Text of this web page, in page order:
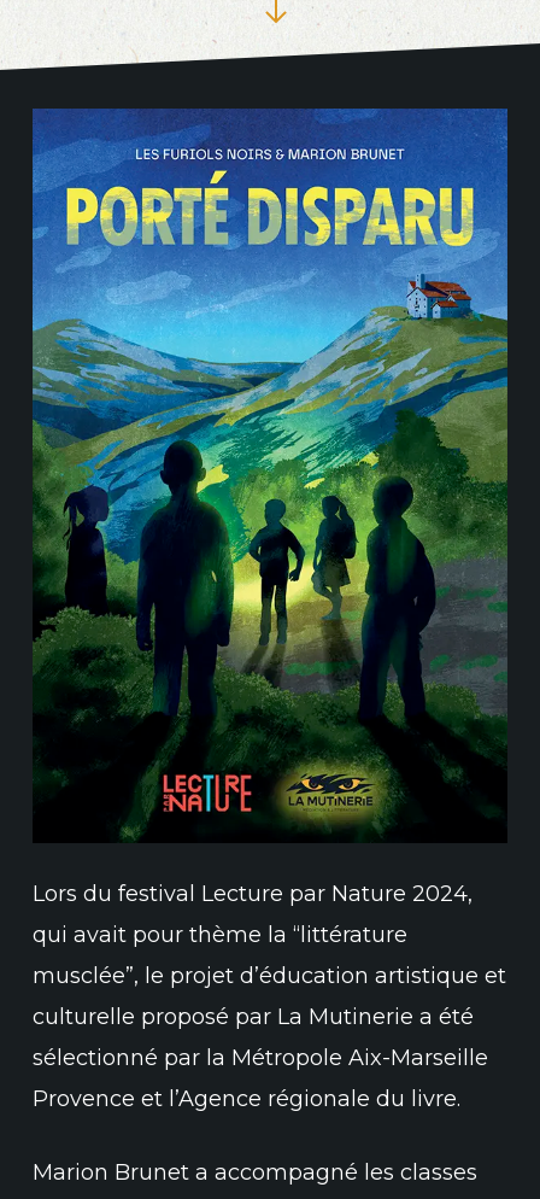
Lors du festival Lecture par Nature 2024,
qui avait pour thème la “littérature
musclée”, le projet d’éducation artistique et
culturelle proposé par La Mutinerie a été
sélectionné par la Métropole Aix-Marseille
Provence et l’Agence régionale du livre.
Marion Brunet a accompagné les classes